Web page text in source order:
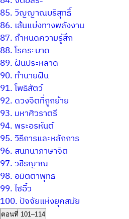
85.วิญญาณบริสุทธิ์
86. เส้นแบ่งทางพลังงาน
87. กำหนดความรู้สึก
88.โรคระบาด
89. ฝันประหลาด
90. ทำนายฝัน
91.โพธิสัตว์
92. ดวงจิตที่ถูกย้าย
93. มหาศิวราตรี
94. พระอรหันต์
95.วิธีการและหลักการ
96. สนทนาภาษาจิต
97.วชิรญาณ
98. อมิตตาพุทธ
99.ไซอิ๋ว
100. ปัจจัยแห่งยุคสมัย
ตอนที่ 101–114